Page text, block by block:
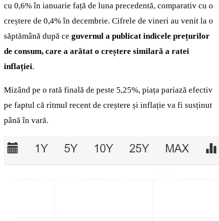
cu 0,6% în ianuarie față de luna precedentă, comparativ cu o
creștere de 0,4% în decembrie. Cifrele de vineri au venit la o
săptămână după ce guvernul a publicat indicele prețurilor
de consum, care a arătat o creștere similară a ratei
inflației.
Mizând pe o rată finală de peste 5,25%, piața pariază efectiv
pe faptul că ritmul recent de creștere și inflație va fi susținut
până în vară.